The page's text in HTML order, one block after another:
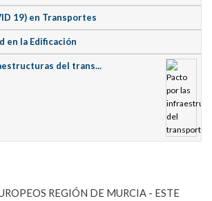
19) en Transportes
en la Edificación
del trans...